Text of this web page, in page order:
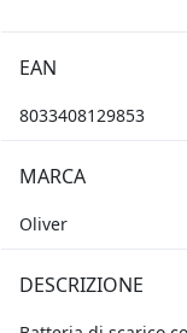
EAN
8033408129853
MARCA
Oliver
DESCRIZIONE